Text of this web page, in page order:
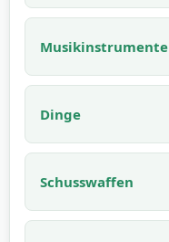
Musikinstrumente
Dinge
Schusswaffen